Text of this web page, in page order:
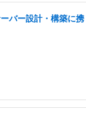
バー設計・構築に携